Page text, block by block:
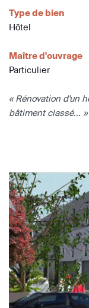
Type de bien
Hôtel
Maître d'ouvrage
Particulier
« Rénovation d'un
bâtiment classé... »